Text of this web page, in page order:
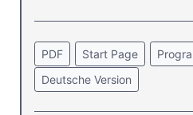
PDF Start Page
Deutsche Version